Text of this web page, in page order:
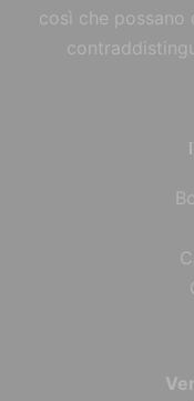
così che